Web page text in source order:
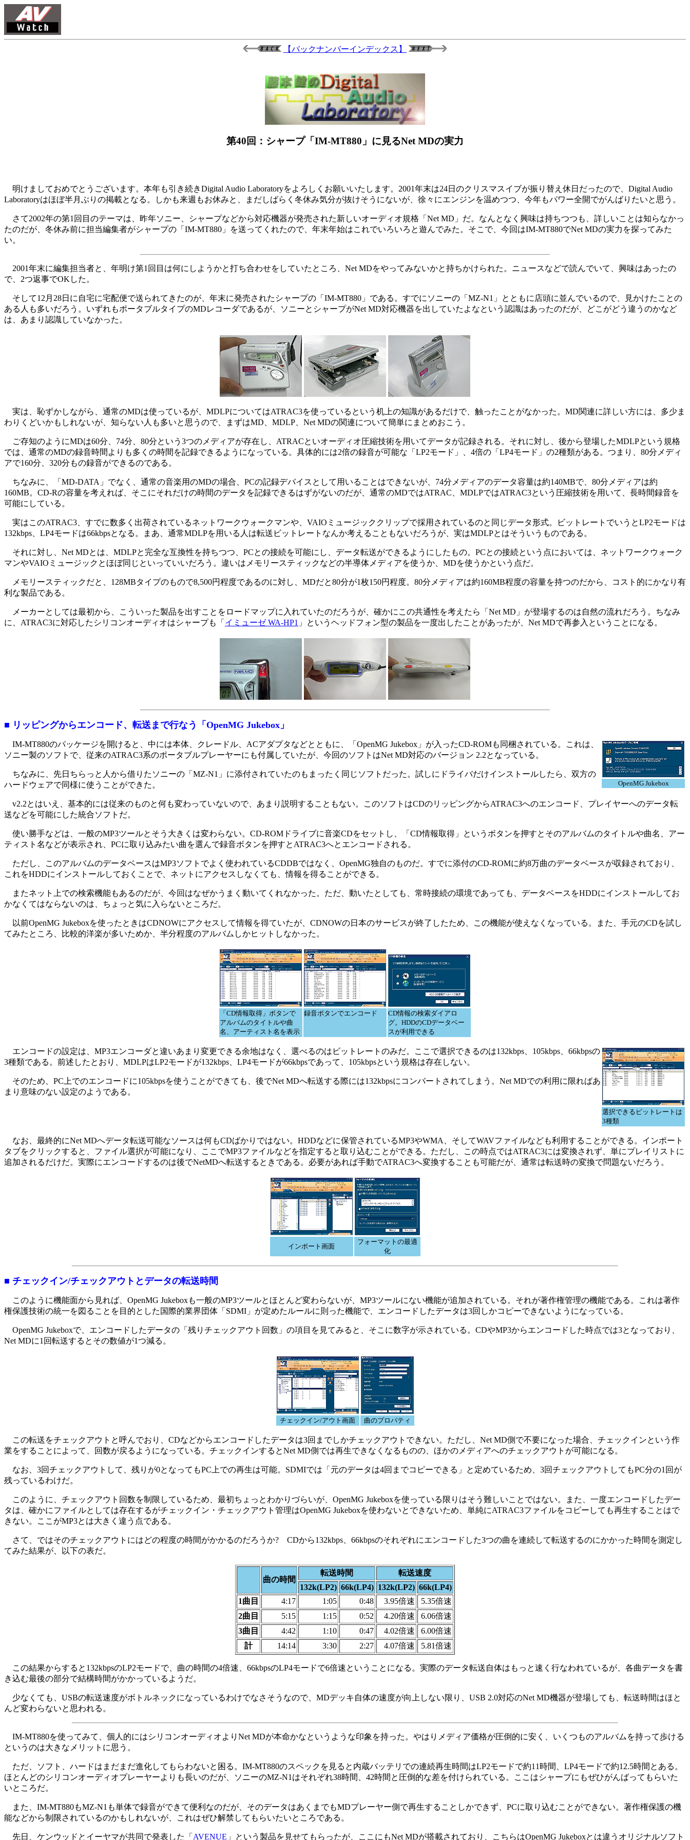
【バックナンバーインデックス】
第40回：シャープ「IM-MT880」に見るNet MDの実力
明けましておめでとうございます。本年も引き続きDigital Audio Laboratoryをよろしくお願いいたします。2001年末は24日のクリスマスイブが振り替え休日だったので、Digital Audio
Laboratoryはほぼ半月ぶりの掲載となる。しかも来週もお休みと、まだしばらく冬休み気分が抜けそうにないが、徐々にエンジンを温めつつ、今年もパワー全開でがんばりたいと思う。
さて2002年の第1回目のテーマは、昨年ソニー、シャープなどから対応機器が発売された新しいオーディオ規格「Net MD」だ。なんとなく興味は持ちつつも、詳しいことは知らなかっ
たのだが、冬休み前に担当編集者がシャープの「IM-MT880」を送ってくれたので、年末年始はこれでいろいろと遊んでみた。そこで、今回はIM-MT880でNet MDの実力を探ってみた
い。
2001年末に編集担当者と、年明け第1回目は何にしようかと打ち合わせをしていたところ、Net MDをやってみないかと持ちかけられた。ニュースなどで読んでいて、興味はあったの
で、2つ返事でOKした。
そして12月28日に自宅に宅配便で送られてきたのが、年末に発売されたシャープの「IM-MT880」である。すでにソニーの「MZ-N1」とともに店頭に並んでいるので、見かけたことの
ある人も多いだろう。いずれもポータブルタイプのMDレコーダであるが、ソニーとシャープがNet MD対応機器を出していたよなという認識はあったのだが、どこがどう違うのかなど
は、あまり認識していなかった。
実は、恥ずかしながら、通常のMDは使っているが、MDLPについてはATRAC3を使っているという机上の知識があるだけで、触ったことがなかった。MD関連に詳しい方には、多少ま
わりくどいかもしれないが、知らない人も多いと思うので、まずはMD、MDLP、Net MDの関連について簡単にまとめおこう。
ご存知のようにMDは60分、74分、80分という3つのメディアが存在し、ATRACといオーディオ圧縮技術を用いてデータが記録される。それに対し、後から登場したMDLPという規格
では、通常のMDの録音時間よりも多くの時間を記録できるようになっている。具体的には2倍の録音が可能な「LP2モード」、4倍の「LP4モード」の2種類がある。つまり、80分メディ
アで160分、320分もの録音ができるのである。
ちなみに、「MD-DATA」でなく、通常の音楽用のMDの場合、PCの記録デバイスとして用いることはできないが、74分メディアのデータ容量は約140MBで、80分メディアは約
160MB。CD-Rの容量を考えれば、そこにそれだけの時間のデータを記録できるはずがないのだが、通常のMDではATRAC、MDLPではATRAC3という圧縮技術を用いて、長時間録音を
可能にしている。
実はこのATRAC3、すでに数多く出荷されているネットワークウォークマンや、VAIOミュージッククリップで採用されているのと同じデータ形式。ビットレートでいうとLP2モードは
132kbps、LP4モードは66kbpsとなる。まあ、通常MDLPを用いる人は転送ビットレートなんか考えることもないだろうが、実はMDLPとはそういうものである。
それに対し、Net MDとは、MDLPと完全な互換性を持ちつつ、PCとの接続を可能にし、データ転送ができるようにしたもの。PCとの接続という点においては、ネットワークウォーク
マンやVAIOミュージックとほぼ同じといっていいだろう。違いはメモリースティックなどの半導体メディアを使うか、MDを使うかという点だ。
メモリースティックだと、128MBタイプのもので8,500円程度であるのに対し、MDだと80分が1枚150円程度。80分メディアは約160MB程度の容量を持つのだから、コスト的にかなり有
利な製品である。
メーカーとしては最初から、こういった製品を出すことをロードマップに入れていたのだろうが、確かにこの共通性を考えたら「Net MD」が登場するのは自然の流れだろう。ちなみ
に、ATRAC3に対応したシリコンオーディオはシャープも「 イミューゼ WA-HP1 」というヘッドフォン型の製品を一度出したことがあったが、Net MDで再参入ということになる。
■ リッピングからエンコード、転送まで行なう「OpenMG Jukebox」
OpenMG Jukebox
IM-MT880のパッケージを開けると、中には本体、クレードル、ACアダプタなどとともに、「OpenMG Jukebox」が入ったCD-ROMも同梱されている。これは、
ソニー製のソフトで、従来のATRAC3系のポータブルプレーヤーにも付属していたが、今回のソフトはNet MD対応のバージョン 2.2となっている。
ちなみに、先日ちらっと人から借りたソニーの「MZ-N1」に添付されていたのもまったく同じソフトだった。試しにドライバだけインストールしたら、双方の
ハードウェアで同様に使うことができた。
v2.2とはいえ、基本的には従来のものと何も変わっていないので、あまり説明することもない。このソフトはCDのリッピングからATRAC3へのエンコード、プレイヤーへのデータ転
送などを可能にした統合ソフトだ。
使い勝手などは、一般のMP3ツールとそう大きくは変わらない。CD-ROMドライブに音楽CDをセットし、「CD情報取得」というボタンを押すとそのアルバムのタイトルや曲名、アー
ティスト名などが表示され、PCに取り込みたい曲を選んで録音ボタンを押すとATRAC3へとエンコードされる。
ただし、このアルバムのデータベースはMP3ソフトでよく使われているCDDBではなく、OpenMG独自のものだ。すでに添付のCD-ROMに約8万曲のデータベースが収録されており、
これをHDDにインストールしておくことで、ネットにアクセスしなくても、情報を得ることができる。
またネット上での検索機能もあるのだが、今回はなぜかうまく動いてくれなかった。ただ、動いたとしても、常時接続の環境であっても、データベースをHDDにインストールしてお
かなくてはならないのは、ちょっと気に入らないところだ。
以前OpenMG Jukeboxを使ったときはCDNOWにアクセスして情報を得ていたが、CDNOWの日本のサービスが終了したため、この機能が使えなくなっている。また、手元のCDを試し
てみたところ、比較的洋楽が多いためか、半分程度のアルバムしかヒットしなかった。
「CD情報取得」ボタンで
アルバムのタイトルや曲
名、アーティスト名を表示
録音ボタンでエンコード
CD情報の検索ダイアロ
グ。HDDのCDデータベー
スが利用できる
選択できるビットレートは
3種類
エンコードの設定は、MP3エンコーダと違いあまり変更できる余地はなく、選べるのはビットレートのみだ。ここで選択できるのは132kbps、105kbps、66kbpsの
3種類である。前述したとおり、MDLPはLP2モードが132kbps、LP4モードが66kbpsであって、105kbpsという規格は存在しない。
そのため、PC上でのエンコードに105kbpsを使うことができても、後でNet MDへ転送する際には132kbpsにコンバートされてしまう。Net MDでの利用に限ればあ
まり意味のない設定のようである。
なお、最終的にNet MDへデータ転送可能なソースは何もCDばかりではない。HDDなどに保管されているMP3やWMA、そしてWAVファイルなども利用することができる。インポート
タブをクリックすると、ファイル選択が可能になり、ここでMP3ファイルなどを指定すると取り込むことができる。ただし、この時点ではATRAC3には変換されず、単にプレイリストに
追加されるだけだ。実際にエンコードするのは後でNetMDへ転送するときである。必要があれば手動でATRAC3へ変換することも可能だが、通常は転送時の変換で問題ないだろう。
インポート画面
フォーマットの最適
化
■ チェックイン/チェックアウトとデータの転送時間
このように機能面から見れば、OpenMG Jukeboxも一般のMP3ツールとほとんど変わらないが、MP3ツールにない機能が追加されている。それが著作権管理の機能である。これは著作
権保護技術の統一を図ることを目的とした国際的業界団体「SDMI」が定めたルールに則った機能で、エンコードしたデータは3回しかコピーできないようになっている。
OpenMG Jukeboxで、エンコードしたデータの「残りチェックアウト回数」の項目を見てみると、そこに数字が示されている。CDやMP3からエンコードした時点では3となっており、
Net MDに1回転送するとその数値が1つ減る。
チェックイン/アウト画面 曲のプロパティ
この転送をチェックアウトと呼んでおり、CDなどからエンコードしたデータは3回までしかチェックアウトできない。ただし、Net MD側で不要になった場合、チェックインという作
業をすることによって、回数が戻るようになっている。チェックインするとNet MD側では再生できなくなるものの、ほかのメディアへのチェックアウトが可能になる。
なお、3回チェックアウトして、残りが0となってもPC上での再生は可能。SDMIでは「元のデータは4回までコピーできる」と定めているため、3回チェックアウトしてもPC分の1回が
残っているわけだ。
このように、チェックアウト回数を制限しているため、最初ちょっとわかりづらいが、OpenMG Jukeboxを使っている限りはそう難しいことではない。また、一度エンコードしたデー
タは、確かにファイルとしては存在するがチェックイン・チェックアウト管理はOpenMG Jukeboxを使わないとできないため、単純にATRAC3ファイルをコピーしても再生することはで
きない。ここがMP3とは大きく違う点である。
さて、ではそのチェックアウトにはどの程度の時間がかかるのだろうか? CDから132kbps、66kbpsのそれぞれにエンコードした3つの曲を連続して転送するのにかかった時間を測定し
てみた結果が、以下の表だ。
曲の時間
転送時間
転送速度
132k(LP2) 66k(LP4) 132k(LP2) 66k(LP4)
1曲目
4:17 1:05 0:48 3.95倍速
5.35倍速
2曲目
5:15 1:15 0:52 4.20倍速
6.06倍速
3曲目
4:42 1:10 0:47 4.02倍速
6.00倍速
計
14:14 3:30 2:27 4.07倍速 5.81倍速
この結果からすると132kbpsのLP2モードで、曲の時間の4倍速、66kbpsのLP4モードで6倍速ということになる。実際のデータ転送自体はもっと速く行なわれているが、各曲データを書
き込む最後の部分で結構時間がかかっているようだ。
少なくても、USBの転送速度がボトルネックになっているわけでなさそうなので、MDデッキ自体の速度が向上しない限り、USB 2.0対応のNet MD機器が登場しても、転送時間はほと
んど変わらないと思われる。
IM-MT880を使ってみて、個人的にはシリコンオーディオよりNet MDが本命かなというような印象を持った。やはりメディア価格が圧倒的に安く、いくつものアルバムを持って歩ける
というのは大きなメリットに思う。
ただ、ソフト、ハードはまだまだ進化してもらわないと困る。IM-MT880のスペックを見ると内蔵バッテリでの連続再生時間はLP2モードで約11時間、LP4モードで約12.5時間とある。
ほとんどのシリコンオーディオプレーヤーよりも長いのだが、ソニーのMZ-N1はそれぞれ38時間、42時間と圧倒的な差を付けられている。ここはシャープにもぜひがんばってもらいた
いところだ。
また、IM-MT880もMZ-N1も単体で録音ができて便利なのだが、そのデータはあくまでもMDプレーヤー側で再生することしかできず、PCに取り込むことができない。著作権保護の機
能などから制限されているのかもしれないが、これはぜひ解禁してもらいたいところである。
先日、ケンウッドとイーヤマが共同で発表した「 AVENUE 」という製品を見せてもらったが、ここにもNet MDが搭載されており、こちらはOpenMG Jukeboxとは違うオリジナルソフト